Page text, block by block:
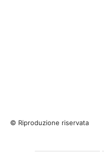
© Riproduzione riservata